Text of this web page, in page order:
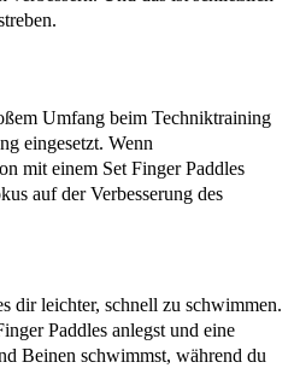
Umfang beim Techniktraining
eingesetzt. Wenn
mit einem Set Finger Paddles
auf der Verbesserung des
dir leichter, schnell zu schwimmen.
Paddles anlegst und eine
Beinen schwimmst, während du